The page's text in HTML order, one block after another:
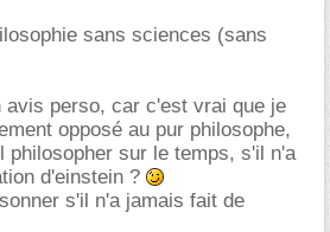
sans sciences (sans
avis perso, car c'est vrai que je
opposé au pur philosophe,
philosopher sur le temps, s'il n'a
d'einstein ?
s'il n'a jamais fait de